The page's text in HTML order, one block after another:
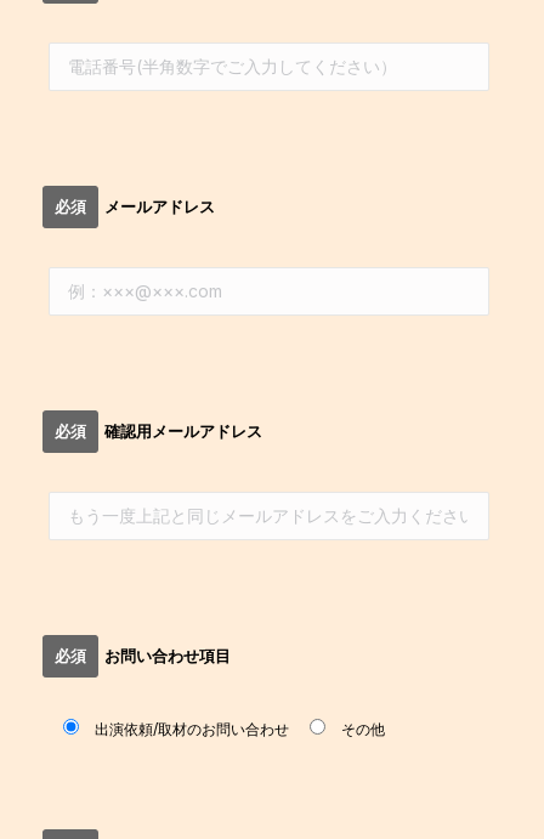
必須 メールアドレス
必須 確認用メールアドレス
必須 お問い合わせ項目
出演依頼/取材のお問い合わせ その他